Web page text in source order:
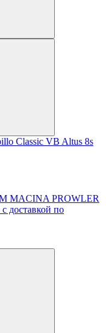
Classic VB Altus 8s